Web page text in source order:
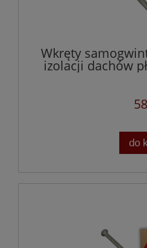
Wkręty
izolacji dachów
do